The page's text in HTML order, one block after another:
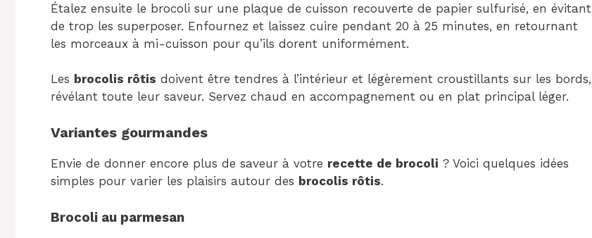
Étalez ensuite le brocoli sur une plaque de cuisson recouverte de papier sulfurisé, en évitant
de trop les superposer. Enfournez et laissez cuire pendant 20 à 25 minutes, en retournant
les morceaux à mi-cuisson pour qu’ils dorent uniformément.
Les brocolis rôtis doivent être tendres à l’intérieur et légèrement croustillants sur les bords,
révélant toute leur saveur. Servez chaud en accompagnement ou en plat principal léger.
Variantes gourmandes
Envie de donner encore plus de saveur à votre recette de brocoli ? Voici quelques idées
simples pour varier les plaisirs autour des brocolis rôtis.
Brocoli au parmesan